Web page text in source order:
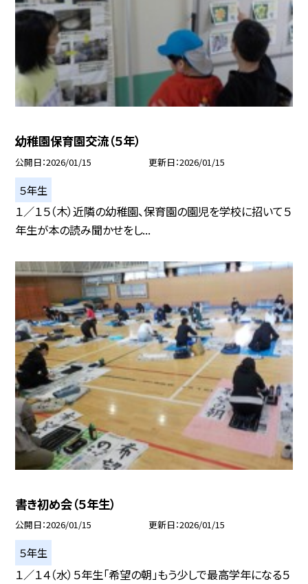
幼稚園保育園交流（５年）
公開日 2026/01/15 更新日 2026/01/15
５年生
１／１５（木）近隣の幼稚園、保育園の園児を学校に招いて５
年生が本の読み聞かせをし...
書き初め会（５年生）
公開日 2026/01/15 更新日 2026/01/15
５年生
１／１４（水）５年生「希望の朝」もう少しで最高学年になる５